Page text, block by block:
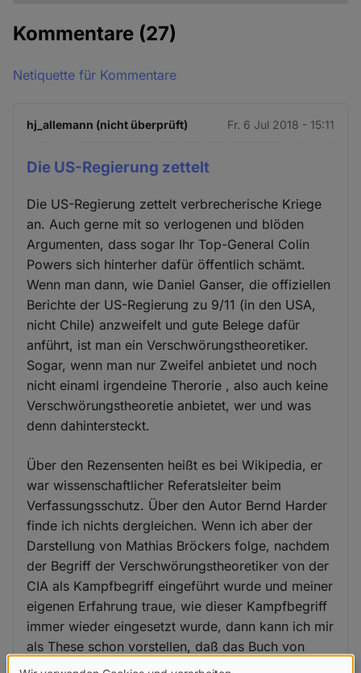
Kommentare (27)
Netiquette für Kommentare
hj_allemann (nicht überprüft) Fr. 6 Jul 2018 - 15:11
Die US-Regierung zettelt
Die US-Regierung zettelt verbrecherische Kriege
an. Auch gerne mit so verlogenen und blöden
Argumenten, dass sogar Ihr Top-General Colin
Powers sich hinterher dafür öffentlich schämt.
Wenn man dann, wie Daniel Ganser, die offiziellen
Berichte der US-Regierung zu 9/11 (in den USA,
nicht Chile) anzweifelt und gute Belege dafür
anführt, ist man ein Verschwörungstheoretiker.
Sogar, wenn man nur Zweifel anbietet und noch
nicht einaml irgendeine Therorie , also auch keine
Verschwörungstheoretie anbietet, wer und was
denn dahintersteckt.
Über den Rezensenten heißt es bei Wikipedia, er
war wissenschaftlicher Referatsleiter beim
Verfassungsschutz. Über den Autor Bernd Harder
finde ich nichts dergleichen. Wenn ich aber der
Darstellung von Mathias Bröckers folge, nachdem
der Begriff der Verschwörungstheoretiker von der
CIA als Kampfbegriff eingeführt wurde und meiner
eigenen Erfahrung traue, wie dieser Kampfbegriff
immer wieder eingesetzt wurde, dann kann ich mir
als These schon vorstellen, daß das Buch von
Harder nichts anderes ist als eine Lohnschrift der